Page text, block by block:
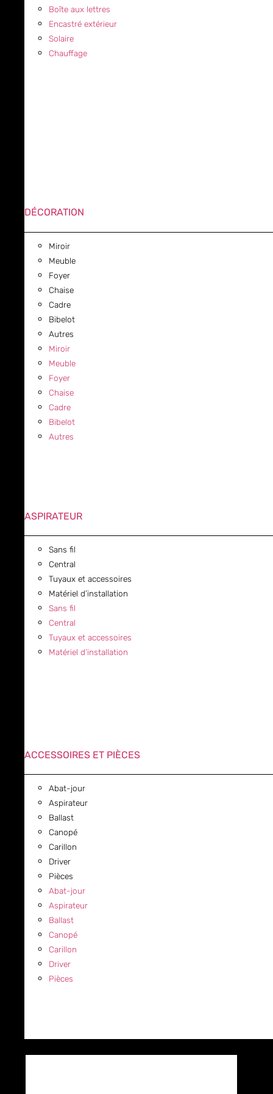
Boîte aux lettres
Encastré extérieur
Solaire
Chauffage
DÉCORATION
Miroir
Meuble
Foyer
Chaise
Cadre
Bibelot
Autres
Miroir
Meuble
Foyer
Chaise
Cadre
Bibelot
Autres
ASPIRATEUR
Sans fil
Central
Tuyaux et accessoires
Matériel d’installation
Sans fil
Central
Tuyaux et accessoires
Matériel d’installation
ACCESSOIRES ET PIÈCES
Abat-jour
Aspirateur
Ballast
Canopé
Carillon
Driver
Pièces
Abat-jour
Aspirateur
Ballast
Canopé
Carillon
Driver
Pièces